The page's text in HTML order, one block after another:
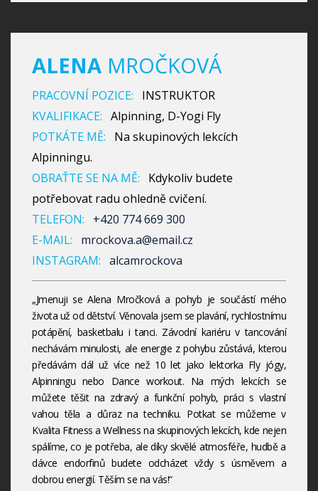
ALENA MROČKOVÁ
PRACOVNÍ POZICE:
INSTRUKTOR
KVALIFIKACE: Alpinning, D-Yogi Fly
POTKÁTE MĚ:
Na skupinových lekcích
Alpinningu.
OBRAŤTE SE NA MĚ:
Kdykoliv budete
potřebovat radu ohledně cvičení.
TELEFON:
+420 774 669 300
E-MAIL:
mrockova.a@email.cz
INSTAGRAM: alcamrockova
„Jmenuji se Alena Mročková a pohyb je součástí mého
života už od dětství. Věnovala jsem se plavání, rychlostnímu
potápění, basketbalu i tanci. Závodní kariéru v tancování
nechávám minulosti, ale energie z pohybu zůstává, kterou
předávám dál už více než 10 let jako lektorka Fly jógy,
Alpinningu nebo Dance workout. Na mých lekcích se
můžete těšit na zdravý a funkční pohyb, práci s vlastní
vahou těla a důraz na techniku. Potkat se můžeme v
Kvalita Fitness a Wellness na skupinových lekcích, kde nejen
spálíme, co je potřeba, ale díky skvělé atmosféře, hudbě a
dávce endorfinů budete odcházet vždy s úsměvem a
dobrou energií. Těším se na vás!“